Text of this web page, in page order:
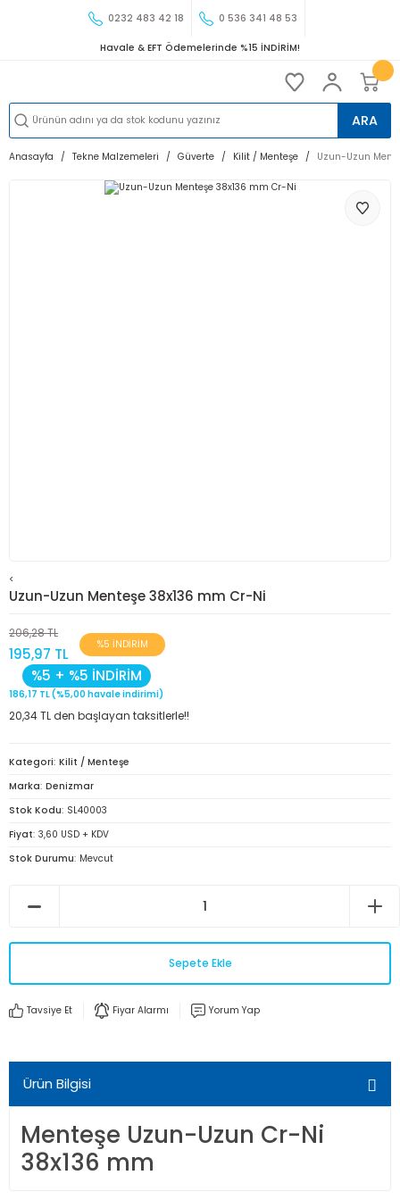
0232 483 42 18 0 536 341 48 53
Havale & EFT Ödemelerinde %15 İNDİRİM!
ARA
Anasayfa Tekne Malzemeleri Güverte Kilit / Menteşe Uzun-Uzun
<
Uzun-Uzun Menteşe 38x136 mm Cr-Ni
206,28 TL
195,97 TL
%5 İNDİRİM
%5 + %5 İNDİRİM
186,17 TL (%5,00 havale indirimi)
20,34 TL den başlayan taksitlerle!!
Kategori Kilit / Menteşe
Marka Denizmar
Stok Kodu SL40003
Fiyat 3,60 USD + KDV
Stok Durumu Mevcut
Sepete Ekle
Tavsiye Et Fiyar Alarmı Yorum Yap
Ürün Bilgisi
Menteşe Uzun-Uzun Cr-Ni
38x136 mm